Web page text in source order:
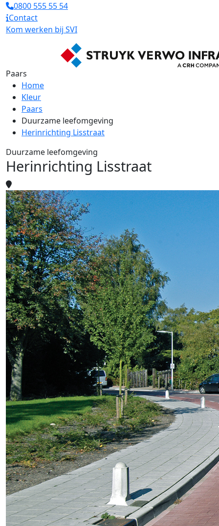
0800 555 55 54
Contact
Kom werken bij SVI
Paars
Home
Kleur
Paars
Duurzame leefomgeving
Herinrichting Lisstraat
Duurzame leefomgeving
Herinrichting Lisstraat